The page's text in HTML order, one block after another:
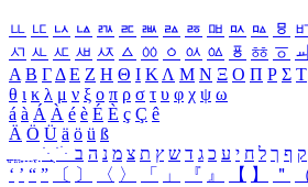
ㅥ ㅦ ㅧ ㅨ ㅩ ㅪ ㅫ ㅬ ㅭ ㅮ ㅯ ㅰ ㅱ
ㅺ ㅻ ㅼ ㅽ ㅾ ㅿ ㆀ ㆁ ㆂ ㆃ ㆄ ㆅ ㆆ
Α Β ΓΔ Ε Ζ Η Θ Ι ΚΛ Μ Ν Ξ Ο Π Ρ Σ Τ
θ ι κ λ μ ν ξ ο π ρ σ τ υ φ χ ψ ω
á à Á À é è É È ç Ç ê
Ä Ö Ü ä ö ü ß
ִֶֹ ֻּ ׁׂ ק ף ך ל ח י ע כ ג ד ש ץ ת צ מ נ ה ב
‘ ’ “ ” 〔 〕 〈 〉 「 」 『 』 【 】 ＂